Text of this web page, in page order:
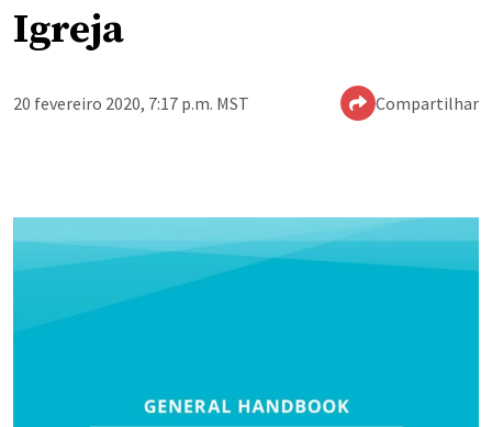
Igreja
20 fevereiro 2020, 7:17 p.m. MST Compartilhar